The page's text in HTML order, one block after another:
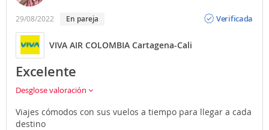
29/08/2022 En pareja
Verificada
VIVA AIR COLOMBIA Cartagena-Cali
Excelente
Desglose valoración
Viajes cómodos con sus vuelos a tiempo para llegar a cada
destino